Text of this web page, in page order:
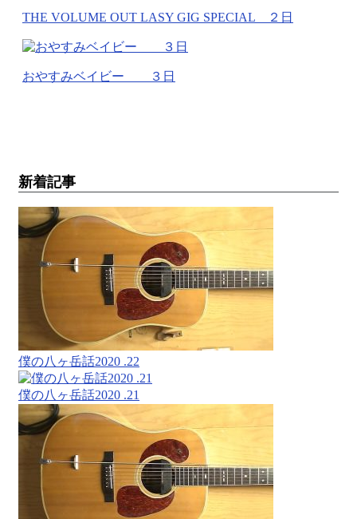
THE VOLUME OUT LASY GIG SPECIAL ２日
おやすみベイビー ３日
新着記事
僕の八ヶ岳話2020 .22
僕の八ヶ岳話2020 .21